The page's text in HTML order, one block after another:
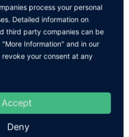
beginnt im Lotbad.
Lötprozess ist
elektronischer
wichtigsten Einflussfaktoren
process your personal
Detailed information on
third party companies can be
Information" and in our
your consent at any
Accept
Deny